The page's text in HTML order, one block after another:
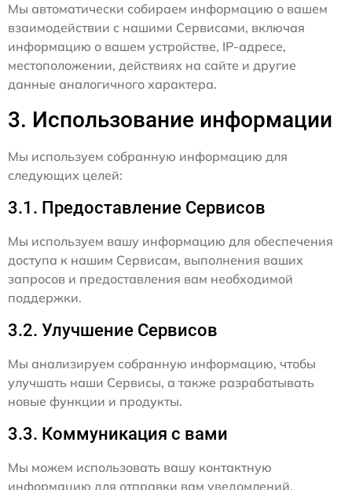
Мы автоматически собираем информацию о вашем
взаимодействии с нашими Сервисами, включая
информацию о вашем устройстве, IP-адресе,
местоположении, действиях на сайте и другие
данные аналогичного характера.
3. Использование информации
Мы используем собранную информацию для
следующих целей:
3.1. Предоставление Сервисов
Мы используем вашу информацию для обеспечения
доступа к нашим Сервисам, выполнения ваших
запросов и предоставления вам необходимой
поддержки.
3.2. Улучшение Сервисов
Мы анализируем собранную информацию, чтобы
улучшать наши Сервисы, а также разрабатывать
новые функции и продукты.
3.3. Коммуникация с вами
Мы можем использовать вашу контактную
информацию для отправки вам уведомлений,